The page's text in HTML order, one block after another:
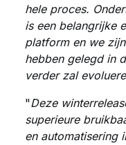
hele proces.
is een belangrijke
platform en we
hebben gelegd in
verder zal
"Deze
superieure
en automatisering